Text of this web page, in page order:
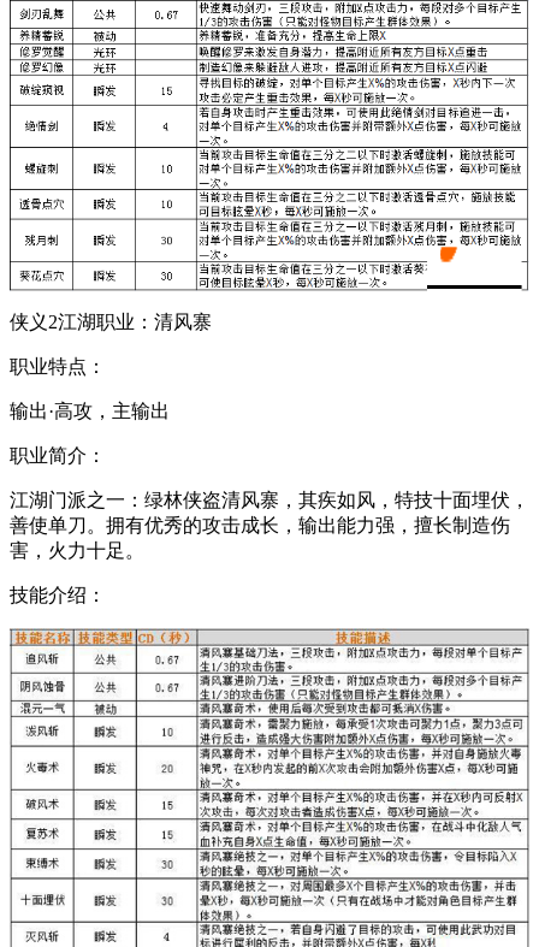
侠义2江湖职业：清风寨
职业特点：
输出·高攻，主输出
职业简介：
江湖门派之一：绿林侠盗清风寨，其疾如风，特技十面埋伏，
善使单刀。拥有优秀的攻击成长，输出能力强，擅长制造伤
害，火力十足。
技能介绍：